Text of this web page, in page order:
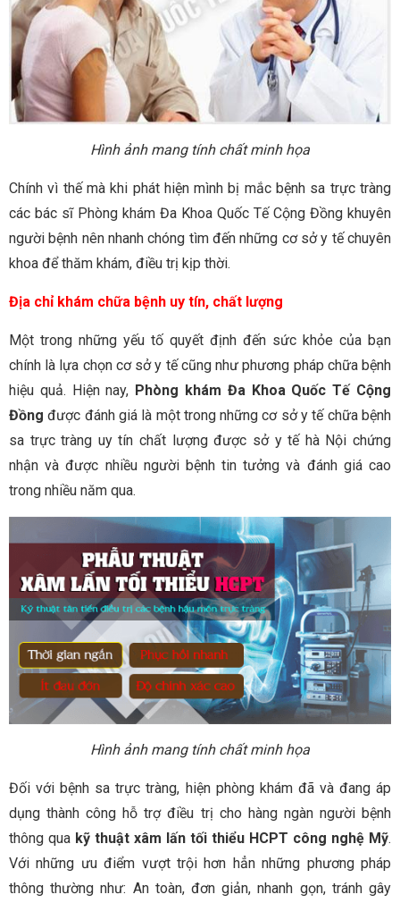
Hình ảnh mang tính chất minh họa
Chính vì thế mà khi phát hiện mình bị mắc bệnh sa trực tràng
các bác sĩ Phòng khám Đa Khoa Quốc Tế Cộng Đồng khuyên
người bệnh nên nhanh chóng tìm đến những cơ sở y tế chuyên
khoa để thăm khám, điều trị kịp thời.
Địa chỉ khám chữa bệnh uy tín, chất lượng
Một trong những yếu tố quyết định đến sức khỏe của bạn
chính là lựa chọn cơ sở y tế cũng như phương pháp chữa bệnh
hiệu quả. Hiện nay, Phòng khám Đa Khoa Quốc Tế Cộng
Đồngđược đánh giá là một trong những cơ sở y tế chữa bệnh
sa trực tràng uy tín chất lượng được sở y tế hà Nội chứng
nhận và được nhiều người bệnh tin tưởng và đánh giá cao
trong nhiều năm qua.
Hình ảnh mang tính chất minh họa
Đối với bệnh sa trực tràng, hiện phòng khám đã và đang áp
dụng thành công hỗ trợ điều trị cho hàng ngàn người bệnh
thông qua kỹ thuật xâm lấn tối thiểu HCPT công nghệ Mỹ.
Với những ưu điểm vượt trội hơn hẳn những phương pháp
thông thường như: An toàn, đơn giản, nhanh gọn, tránh gây